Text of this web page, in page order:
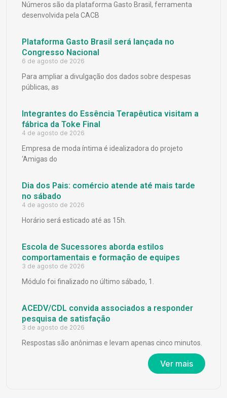
Números são da plataforma Gasto Brasil, ferramenta
desenvolvida pela CACB
Plataforma Gasto Brasil será lançada no
Congresso Nacional
6 de agosto de 2026
Para ampliar a divulgação dos dados sobre despesas
públicas, as
Integrantes do Essência Terapêutica visitam a
fábrica da Toke Final
4 de agosto de 2026
Empresa de moda íntima é idealizadora do projeto
‘Amigas do
Dia dos Pais: comércio atende até mais tarde
no sábado
4 de agosto de 2026
Horário será esticado até as 15h.
Escola de Sucessores aborda estilos
comportamentais e formação de equipes
3 de agosto de 2026
Módulo foi finalizado no último sábado, 1.
ACEDV/CDL convida associados a responder
pesquisa de satisfação
3 de agosto de 2026
Respostas são anônimas e levam apenas cinco minutos.
Ver mais